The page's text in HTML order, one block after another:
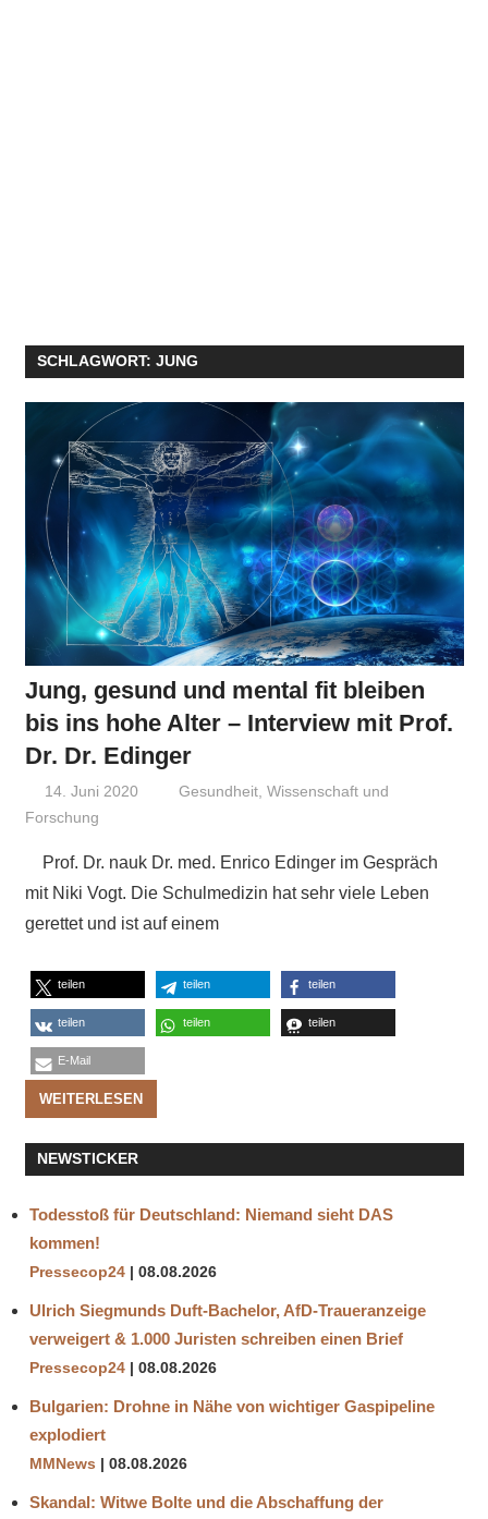
SCHLAGWORT: JUNG
Jung, gesund und mental fit bleiben
bis ins hohe Alter – Interview mit Prof.
Dr. Dr. Edinger
14. Juni 2020 Niki Vogt
Gesundheit,Wissenschaft und
Forschung
Prof. Dr. nauk Dr. med. Enrico Edinger im Gespräch
mit Niki Vogt. Die Schulmedizin hat sehr viele Leben
gerettet und ist auf einem
teilen teilen teilen
teilen teilen teilen
E-Mail
WEITERLESEN
NEWSTICKER
Todesstoß für Deutschland: Niemand sieht DAS
kommen!
Pressecop24 08.08.2026
Ulrich Siegmunds Duft-Bachelor, AfD-Traueranzeige
verweigert & 1.000 Juristen schreiben einen Brief
Pressecop24 08.08.2026
Bulgarien: Drohne in Nähe von wichtiger Gaspipeline
explodiert
MMNews 08.08.2026
Skandal: Witwe Bolte und die Abschaffung der